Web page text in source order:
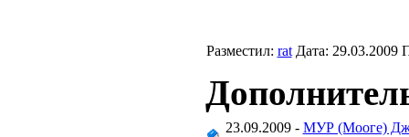
Разместил: ratДата: 29.03.2009
23.09.2009 - МУР (Мооге)